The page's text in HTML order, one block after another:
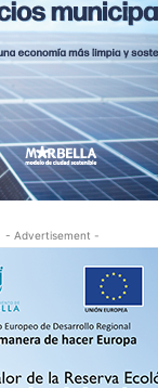
- Advertisement -